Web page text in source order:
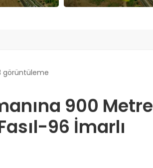
görüntüleme
900 Metre
96 İmarlı